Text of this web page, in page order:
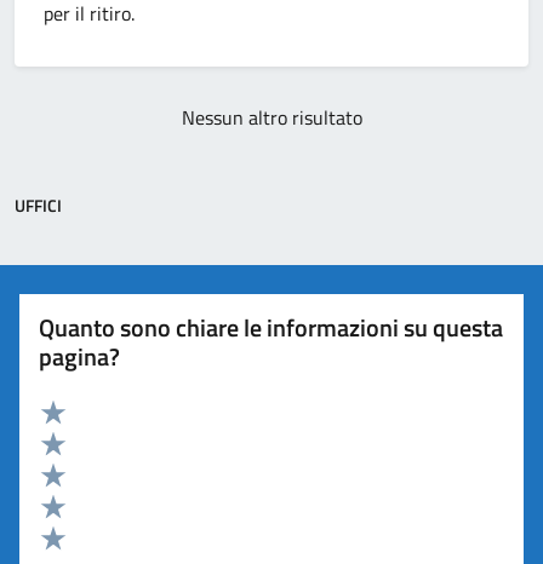
per il ritiro.
Nessun altro risultato
UFFICI
Quanto sono chiare le informazioni su questa
pagina?
Valuta 5 stelle su 5
Valuta 4 stelle su 5
Valuta 3 stelle su 5
Valuta 2 stelle su 5